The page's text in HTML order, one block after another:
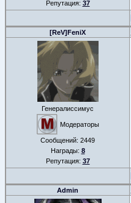
Репутация: 37
[ReV]FeniX
Генералиссимус
Модераторы
Сообщений: 2449
Награды: 8
Репутация: 37
Admin